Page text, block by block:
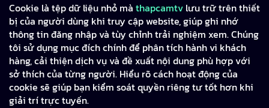
Cookie là tệp dữ liệu nhỏ mà thapcamtv lưu trữ trên thiết
bị của người dùng khi truy cập website, giúp ghi nhớ
thông tin đăng nhập và tùy chỉnh trải nghiệm xem. Chúng
tôi sử dụng mục đích chính để phân tích hành vi khách
hàng, cải thiện dịch vụ và đề xuất nội dung phù hợp với
sở thích của từng người. Hiểu rõ cách hoạt động của
cookie sẽ giúp bạn kiểm soát quyền riêng tư tốt hơn khi
giải trí trực tuyến.